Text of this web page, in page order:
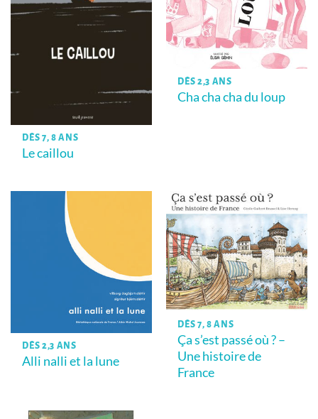
DÈS 7, 8 ANS
Le caillou
DÈS 2,3 ANS
Cha cha cha du loup
DÈS 2,3 ANS
Alli nalli et la lune
DÈS 7, 8 ANS
Ça s’est passé où ? –
Une histoire de
France